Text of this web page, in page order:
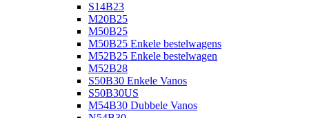
S14B23
M20B25
M50B25
M50B25 Enkele bestelwagens
M52B25 Enkele bestelwagen
M52B28
S50B30 Enkele Vanos
S50B30US
M54B30 Dubbele Vanos